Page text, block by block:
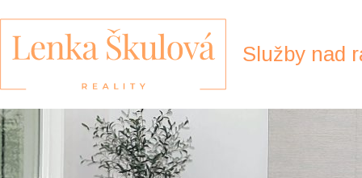
Služby nad